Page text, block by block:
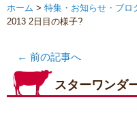
ホーム > 特集・お知らせ・ブロ
2013 2日目の様子?
← 前の記事へ
スターワンダ